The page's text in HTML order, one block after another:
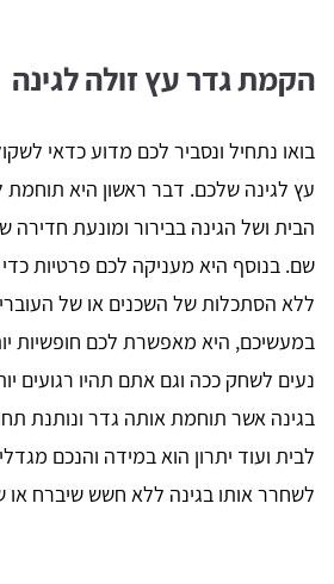
הקמת גדר עץ זולה לגינה
בואו נתחיל ונסביר לכם מדוע כדאי
עץ לגינה שלכם. דבר ראשון היא
הבית ושל הגינה בבירור ומונעת חדירה
שם. בנוסף היא מעניקה לכם פרטיות
ללא הסתכלות של השכנים או של
במעשיכם, היא מאפשרת לכם חופשיות
נעים לשחק ככה וגם אתם תהיו רגועים
בגינה אשר תוחמת אותה גדר ונותנת
לבית ועוד יתרון הוא במידה והנכם
לשחרר אותו בגינה ללא חשש שיברח או